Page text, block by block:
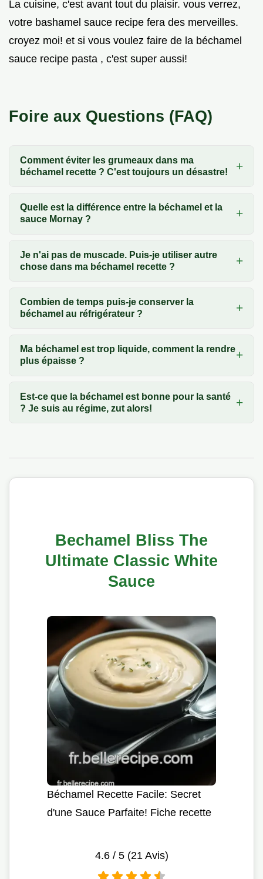
La cuisine, c'est avant tout du plaisir. vous verrez,
votre bashamel sauce recipe fera des merveilles.
croyez moi! et si vous voulez faire de la béchamel
sauce recipe pasta , c'est super aussi!
Foire aux Questions (FAQ)
Comment éviter les grumeaux dans ma
béchamel recette ? C'est toujours un désastre!
Quelle est la différence entre la béchamel et la
sauce Mornay ?
Je n'ai pas de muscade. Puis-je utiliser autre
chose dans ma béchamel recette ?
Combien de temps puis-je conserver la
béchamel au réfrigérateur ?
Ma béchamel est trop liquide, comment la rendre
plus épaisse ?
Est-ce que la béchamel est bonne pour la santé
? Je suis au régime, zut alors!
Bechamel Bliss The
Ultimate Classic White
Sauce
Béchamel Recette Facile: Secret
d'une Sauce Parfaite! Fiche recette
4.6/ 5 (21 Avis)